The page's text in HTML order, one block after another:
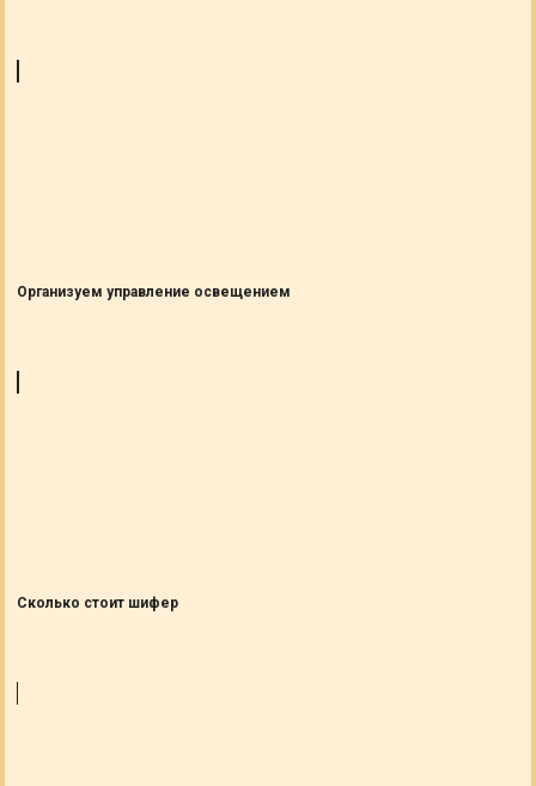
Организуем управление освещением
Сколько стоит шифер